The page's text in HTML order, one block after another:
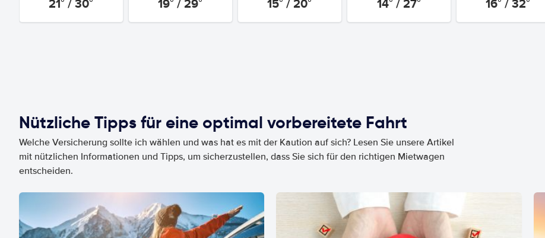
Nützliche Tipps für eine optimal vorbereitete Fahrt
Welche Versicherung sollte ich wählen und was hat es mit der Kaution auf sich? Lesen Sie unsere Artikel
mit nützlichen Informationen und Tipps, um sicherzustellen, dass Sie sich für den richtigen Mietwagen
entscheiden.